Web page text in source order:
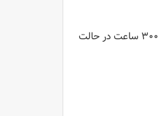
لامپ ویدئو پروژکتور Infocus مدل IN2106EP ، دارای طول عمر ۲۵۰۰ ساعت در حالت کارکرد معمولی و ۳۰۰۰ ساعت در حالت